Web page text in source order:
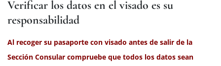
Verificar los datos en el visado es su
responsabilidad
Al recoger su pasaporte con visado antes de salir de la
Sección Consular compruebe que todos los datos sean